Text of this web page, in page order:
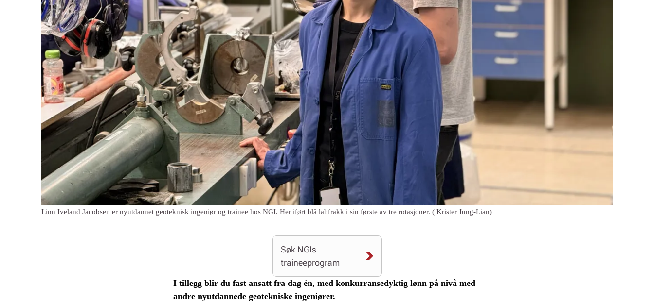
Linn Iveland Jacobsen er nyutdannet geoteknisk ingeniør og trainee hos NGI. Her iført blå labfrakk i sin første av tre rotasjoner. ( Krister Jung-Lian)
Søk NGIs
traineeprogram
I tillegg blir du fast ansatt fra dag én, med konkurransedyktig lønn på nivå med
andre nyutdannede geotekniske ingeniører.